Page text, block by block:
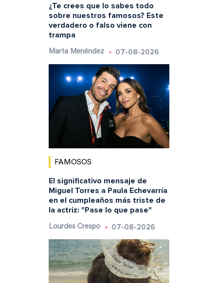
¿Te crees que lo sabes todo
sobre nuestros famosos? Este
verdadero o falso viene con
trampa
Marta Menéndez 07-08-2026
FAMOSOS
El significativo mensaje de
Miguel Torres a Paula Echevarría
en el cumpleaños más triste de
la actriz: "Pase lo que pase"
Lourdes Crespo 07-08-2026